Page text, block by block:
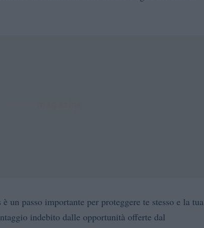
un passo importante per proteggere te stesso e la tua
indebito dalle opportunità offerte dal